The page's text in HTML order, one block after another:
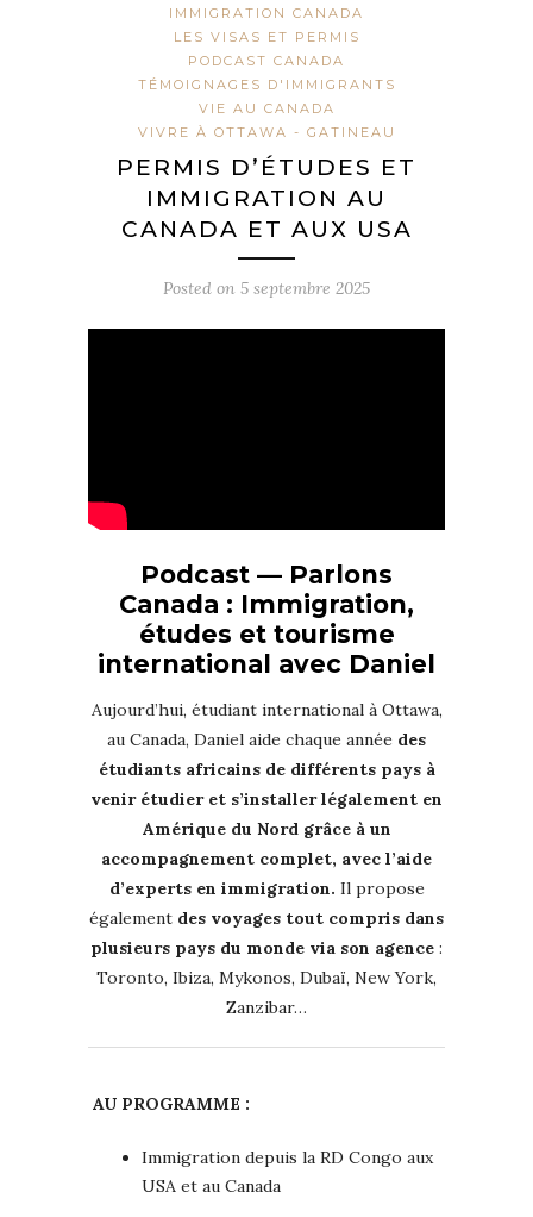
IMMIGRATION CANADA
LES VISAS ET PERMIS
PODCAST CANADA
TÉMOIGNAGES D'IMMIGRANTS
VIE AU CANADA
VIVRE À OTTAWA - GATINEAU
PERMIS D’ÉTUDES ET
IMMIGRATION AU
CANADA ET AUX USA
Posted on 5 septembre 2025
Podcast — Parlons
Canada : Immigration,
études et tourisme
international avec Daniel
Aujourd’hui, étudiant international à Ottawa,
au Canada, Daniel aide chaque année des
étudiants africains de différents pays à
venir étudier et s’installer légalement en
Amérique du Nord grâce à un
accompagnement complet, avec l’aide
d’experts en immigration. Il propose
également des voyages tout compris dans
plusieurs pays du monde via son agence :
Toronto, Ibiza, Mykonos, Dubaï, New York,
Zanzibar…
AU PROGRAMME :
Immigration depuis la RD Congo aux
USA et au Canada